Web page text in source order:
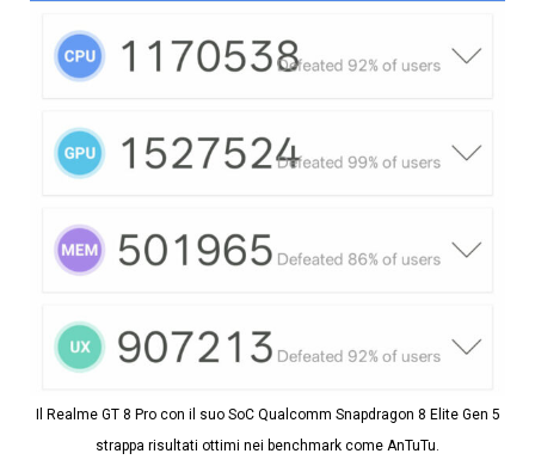
Il Realme GT 8 Pro con il suo SoC Qualcomm Snapdragon 8 Elite Gen 5
strappa risultati ottimi nei benchmark come AnTuTu.